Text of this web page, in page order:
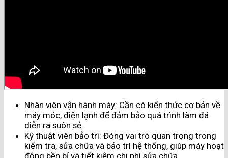
Nhân viên vận hành máy: Cần có kiến thức cơ bản về
máy móc, điện lạnh để đảm bảo quá trình làm đá
diễn ra suôn sẻ.
Kỹ thuật viên bảo trì: Đóng vai trò quan trọng trong
kiểm tra, sửa chữa và bảo trì hệ thống, giúp máy hoạt